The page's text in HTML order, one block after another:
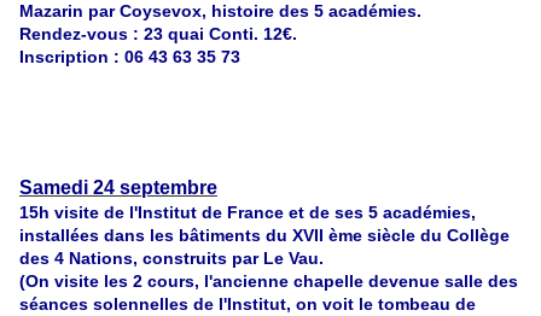
Mazarin parCoysevox, histoire des 5 académies.
Rendez-vous : 23 quai Conti. 12€.
Inscription : 06 43 63 35 73
Samedi 24 septembre
15h visite de l'Institut de France et de ses 5 académies,
installées dans les bâtiments du XVII ème siècle du Collège
des 4 Nations, construits par Le Vau.
(On visite les 2 cours, l'ancienne chapelle devenue salle des
séances solennelles de l'Institut, on voit le tombeau de